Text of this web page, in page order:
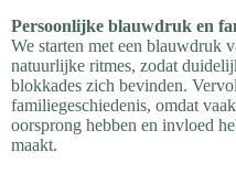
Persoonlijke blauwdruk en
We starten met een blauwdruk
natuurlijke ritmes, zodat
blokkades zich bevinden.
familiegeschiedenis, omdat
oorsprong hebben en invloed
maakt.